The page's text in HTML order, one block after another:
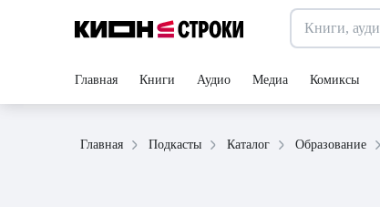
Главная Книги Аудио Медиа Комиксы
Главная Подкасты Каталог Образование